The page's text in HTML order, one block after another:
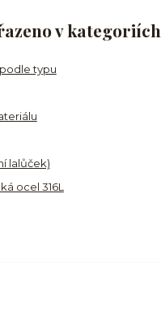
v kategoriích
typu
lalůček)
ocel 316L